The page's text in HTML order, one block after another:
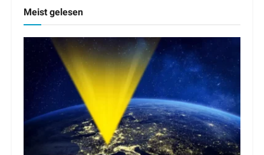
Meist gelesen